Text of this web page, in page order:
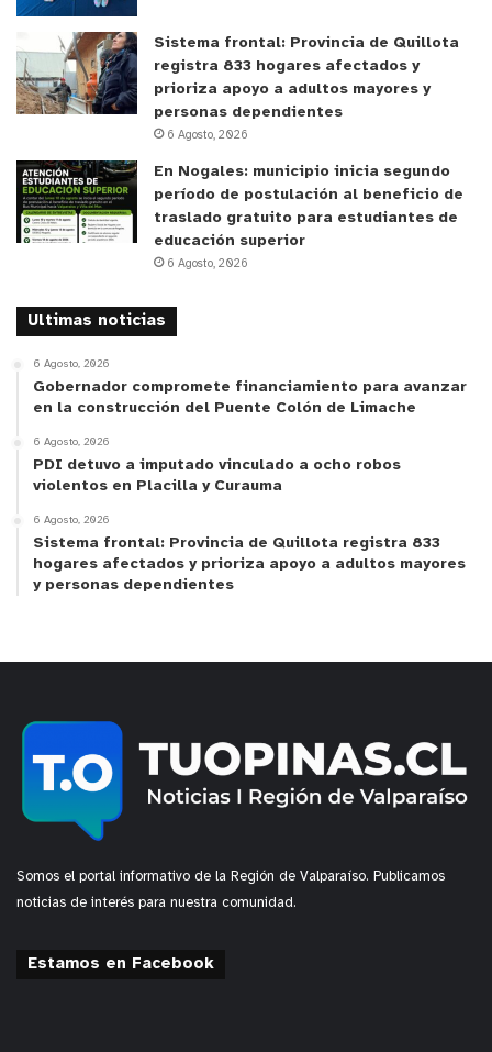
Sistema frontal: Provincia de Quillota
registra 833 hogares afectados y
prioriza apoyo a adultos mayores y
personas dependientes
6 Agosto, 2026
En Nogales: municipio inicia segundo
período de postulación al beneficio de
traslado gratuito para estudiantes de
educación superior
6 Agosto, 2026
Ultimas noticias
6 Agosto, 2026
Gobernador compromete financiamiento para avanzar
en la construcción del Puente Colón de Limache
6 Agosto, 2026
PDI detuvo a imputado vinculado a ocho robos
violentos en Placilla y Curauma
6 Agosto, 2026
Sistema frontal: Provincia de Quillota registra 833
hogares afectados y prioriza apoyo a adultos mayores
y personas dependientes
Somos el portal informativo de la Región de Valparaíso. Publicamos
noticias de interés para nuestra comunidad.
Estamos en Facebook